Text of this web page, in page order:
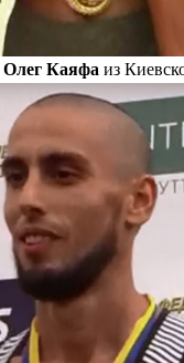
Олег Каяфа из